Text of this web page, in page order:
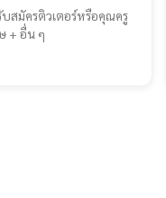
สมัครติวเตอร์หรือคุณครู
+ อื่น ๆ